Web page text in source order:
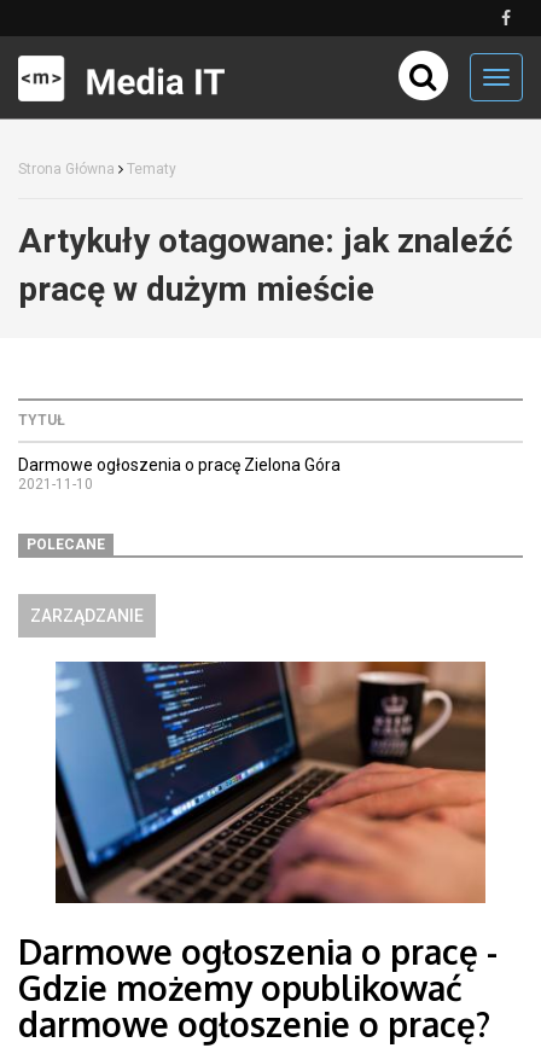
Strona Główna Tematy
Artykuły otagowane: jak znaleźć
pracę w dużym mieście
TYTUŁ
Darmowe ogłoszenia o pracę Zielona Góra
2021-11-10
POLECANE
ZARZĄDZANIE
Darmowe ogłoszenia o pracę -
Gdzie możemy opublikować
darmowe ogłoszenie o pracę?